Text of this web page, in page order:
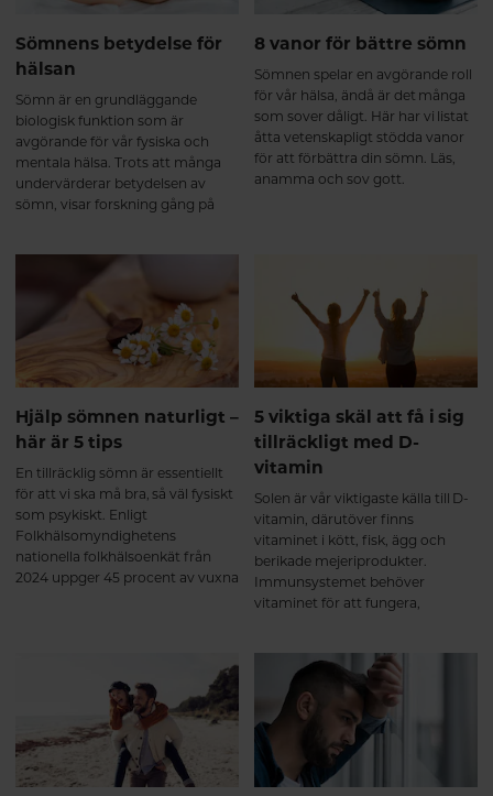
Sömnens betydelse för
hälsan
Sömn är en grundläggande
biologisk funktion som är
avgörande för vår fysiska och
mentala hälsa. Trots att många
undervärderar betydelsen av
sömn, visar forskning gång på
och regelbunden motion. I den
här artikeln går vi igenom varför
sömn är så viktig och hur brist på
sömn kan påverka både kropp
8 vanor för bättre sömn
Sömnen spelar en avgörande roll
för vår hälsa, ändå är det många
som sover dåligt. Här har vi listat
åtta vetenskapligt stödda vanor
för att förbättra din sömn. Läs,
anamma och sov gott.
Hjälp sömnen naturligt –
här är 5 tips
En tillräcklig sömn är essentiellt
för att vi ska må bra, så väl fysiskt
som psykiskt. Enligt
Folkhälsomyndighetens
nationella folkhälsoenkät från
2024 uppger 45 procent av vuxna
5 viktiga skäl att få i sig
tillräckligt med D-
vitamin
Solen är vår viktigaste källa till D-
vitamin, därutöver finns
vitaminet i kött, fisk, ägg och
berikade mejeriprodukter.
Immunsystemet behöver
vitaminet för att fungera,
D-vitamin och symptom på
depression. Här får du veta mer
om varför det är så viktigt att
tillgodose sitt behov av D-
vitamin.